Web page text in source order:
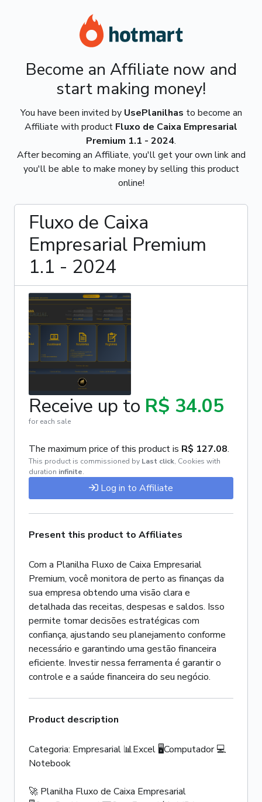
Become an Affiliate now and
start making money!
You have been invited by UsePlanilhas to become an
Affiliate with product Fluxo de Caixa Empresarial
Premium 1.1 - 2024.
After becoming an Affiliate, you'll get your own link and
you'll be able to make money by selling this product
online!
Fluxo de Caixa
Empresarial Premium
1.1 - 2024
Receive up to R$ 34.05
for each sale
The maximum price of this product is R$ 127.08.
This product is commissioned by Last click, Cookies with
duration infinite.
Log in to Affiliate
Present this product to Affiliates
Com a Planilha Fluxo de Caixa Empresarial
Premium, você monitora de perto as finanças da
sua empresa obtendo uma visão clara e
detalhada das receitas, despesas e saldos. Isso
permite tomar decisões estratégicas com
confiança, ajustando seu planejamento conforme
necessário e garantindo uma gestão financeira
eficiente. Investir nessa ferramenta é garantir o
controle e a saúde financeira do seu negócio.
Product description
Categoria: Empresarial 📊Excel 🖥️Computador 💻
Notebook
🚀 Planilha Fluxo de Caixa Empresarial